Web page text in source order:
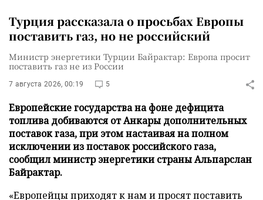
Турция рассказала о просьбах Европы
поставить газ, но не российский
Министр энергетики Турции Байрактар: Европа просит
поставить газ не из России
7 августа 2026, 00:19 5
Европейские государства на фоне дефицита
топлива добиваются от Анкары дополнительных
поставок газа, при этом настаивая на полном
исключении из поставок российского газа,
сообщил министр энергетики страны Альпарслан
Байрактар.
«Европейцы приходят к нам и просят поставить